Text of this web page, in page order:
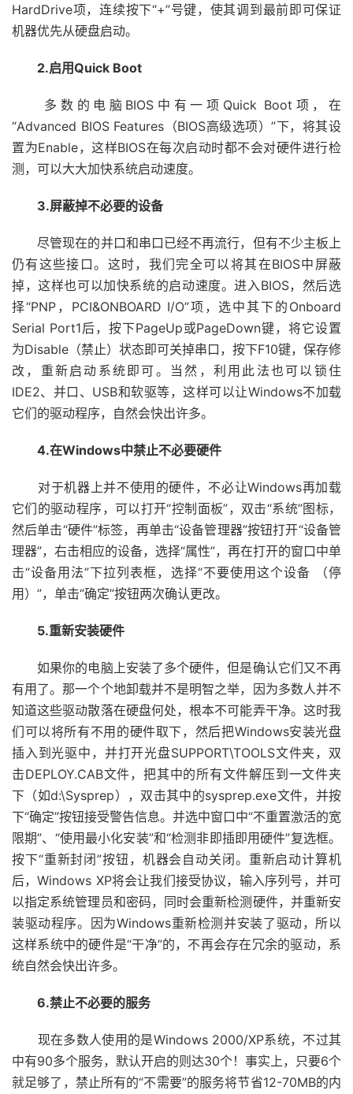
HardDrive项，连续按下“+”号键，使其调到最前即可保证
机器优先从硬盘启动。
2.启用Quick Boot
多数的电脑BIOS中有一项Quick Boot项，在
“Advanced BIOS Features（BIOS高级选项）”下，将其设
置为Enable，这样BIOS在每次启动时都不会对硬件进行检
测，可以大大加快系统启动速度。
3.屏蔽掉不必要的设备
尽管现在的并口和串口已经不再流行，但有不少主板上
仍有这些接口。这时，我们完全可以将其在BIOS中屏蔽
掉，这样也可以加快系统的启动速度。进入BIOS，然后选
择“PNP，PCI&ONBOARD I/O”项，选中其下的Onboard
Serial Port1后，按下PageUp或PageDown键，将它设置
为Disable（禁止）状态即可关掉串口，按下F10键，保存修
改，重新启动系统即可。当然，利用此法也可以锁住
IDE2、并口、USB和软驱等，这样可以让Windows不加载
它们的驱动程序，自然会快出许多。
4.在Windows中禁止不必要硬件
对于机器上并不使用的硬件，不必让Windows再加载
它们的驱动程序，可以打开“控制面板”，双击“系统”图标，
然后单击“硬件”标签，再单击“设备管理器”按钮打开“设备管
理器”，右击相应的设备，选择“属性”，再在打开的窗口中单
击“设备用法”下拉列表框，选择“不要使用这个设备 （停
用）”，单击“确定”按钮两次确认更改。
5.重新安装硬件
如果你的电脑上安装了多个硬件，但是确认它们又不再
有用了。那一个个地卸载并不是明智之举，因为多数人并不
知道这些驱动散落在硬盘何处，根本不可能弄干净。这时我
们可以将所有不用的硬件取下，然后把Windows安装光盘
插入到光驱中，并打开光盘SUPPORT\TOOLS文件夹，双
击DEPLOY.CAB文件，把其中的所有文件解压到一文件夹
下（如d:\Sysprep），双击其中的sysprep.exe文件，并按
下“确定”按钮接受警告信息。并选中窗口中“不重置激活的宽
限期”、“使用最小化安装”和“检测非即插即用硬件”复选框。
按下“重新封闭”按钮，机器会自动关闭。重新启动计算机
后，Windows XP将会让我们接受协议，输入序列号，并可
以指定系统管理员和密码，同时会重新检测硬件，并重新安
装驱动程序。因为Windows重新检测并安装了驱动，所以
这样系统中的硬件是“干净”的，不再会存在冗余的驱动，系
统自然会快出许多。
6.禁止不必要的服务
现在多数人使用的是Windows 2000/XP系统，不过其
中有90多个服务，默认开启的则达30个！事实上，只要6个
就足够了，禁止所有的“不需要”的服务将节省12-70MB的内